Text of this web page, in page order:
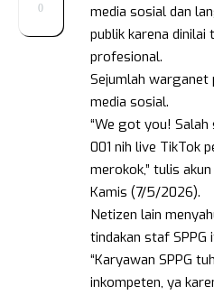
0
media sosial dan
publik karena dinilai
profesional.
Sejumlah warganet
media sosial.
“We got you! Salah
001 nih live TikTok
merokok,” tulis
Kamis (7/5/2026).
Netizen lain
tindakan staf SPPG
“Karyawan SPPG
inkompeten, ya